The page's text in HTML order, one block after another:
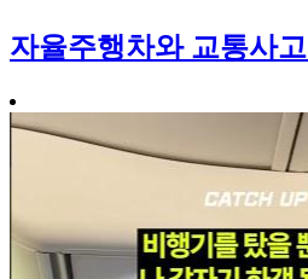
자율주행차와 교통사